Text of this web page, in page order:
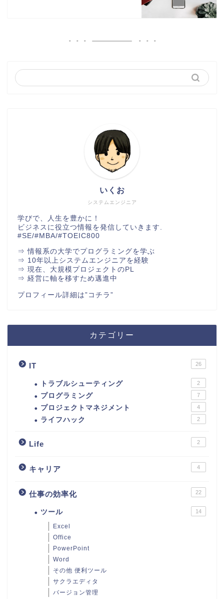
システムエンジニア
いくお
学びで、人生を豊かに！
ビジネスに役立つ情報を発信していきます.
#SE/#MBA/#TOEIC800
⇒ 情報系の大学でプログラミングを学ぶ
⇒ 10年以上システムエンジニアを経験
⇒ 現在、大規模プロジェクトのPL
⇒ 経営に軸を移すため邁進中
プロフィール詳細は”コチラ”
カテゴリー
IT 26
トラブルシューティング 2
プログラミング 7
プロジェクトマネジメント 4
ライフハック 2
Life 2
キャリア 4
仕事の効率化 22
ツール 14
Excel
Office
PowerPoint
Word
その他 便利ツール
サクラエディタ
バージョン管理